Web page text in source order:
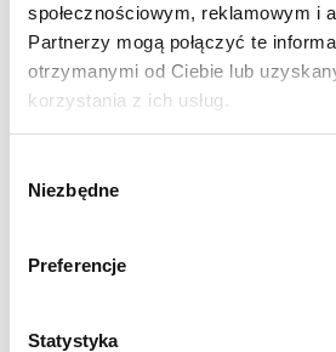
społecznościowym, reklamowym i
Partnerzy mogą połączyć te
otrzymanymi od Ciebie lub
korzystania z ich usług.
zgody
Niezbędne
Preferencje
Statystyka